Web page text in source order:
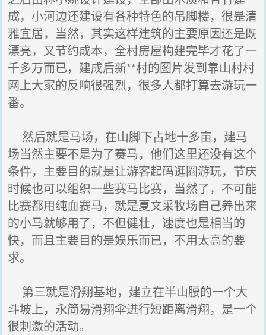
成，小河边还建设有各种特色的吊脚楼，很是清
雅宜居，当然，其实这样建筑的主要原因还是既
漂亮，又节约成本，全村房屋构建完毕才花了一
千多万而已，建成后新**村的图片发到靠山村村
网上大家的反响很强烈，很多人都打算去游玩一
番。
然后就是马场，在山脚下占地十多亩，建马
场当然主要不是为了赛马，他们这里还没有这个
条件，主要目的就是让游客起码逛圈游玩，节庆
时候也可以组织一些赛马比赛，当然了，不可能
比赛都用纯血赛马，就是夏文采牧场自己养出来
的小马就够用了，不但健壮，速度也是相当的
快，而且主要目的是娱乐而已，不用太高的要
求。
第三就是滑翔基地，建立在半山腰的一个大
斗坡上，永简易滑翔伞进行短距离滑翔，是一个
很刺激的活动。